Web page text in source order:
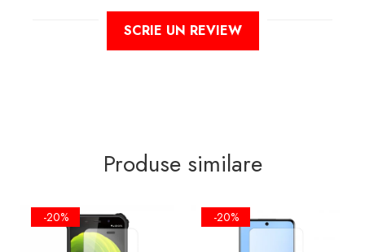
SCRIE UN REVIEW
Produse similare
-20% -20%